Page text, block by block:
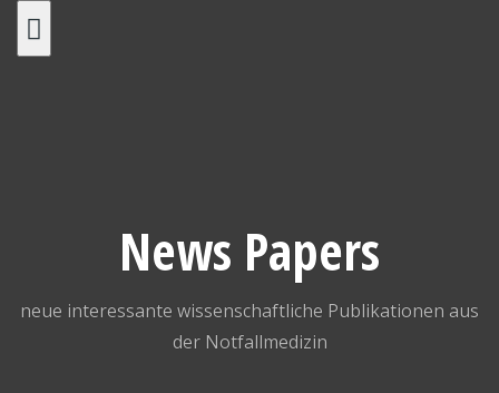
News Papers
neue interessante wissenschaftliche Publikationen aus
der Notfallmedizin